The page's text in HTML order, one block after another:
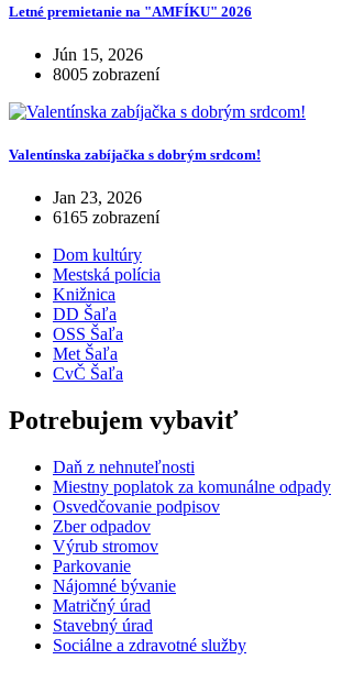
Letné premietanie na "AMFÍKU" 2026
Jún 15, 2026
8005 zobrazení
Valentínska zabíjačka s dobrým srdcom!
Jan 23, 2026
6165 zobrazení
Dom kultúry
Mestská polícia
Knižnica
DD Šaľa
OSS Šaľa
Met Šaľa
CvČ Šaľa
Potrebujem vybaviť
Daň z nehnuteľnosti
Miestny poplatok za komunálne odpady
Osvedčovanie podpisov
Zber odpadov
Výrub stromov
Parkovanie
Nájomné bývanie
Matričný úrad
Stavebný úrad
Sociálne a zdravotné služby